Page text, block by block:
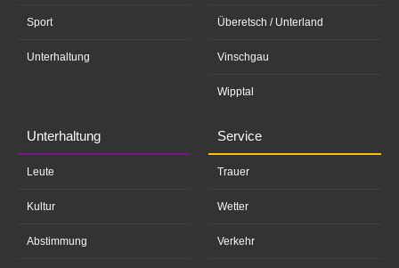
Sport
Unterhaltung
Überetsch / Unterland
Vinschgau
Wipptal
Unterhaltung
Leute
Kultur
Abstimmung
Service
Trauer
Wetter
Verkehr